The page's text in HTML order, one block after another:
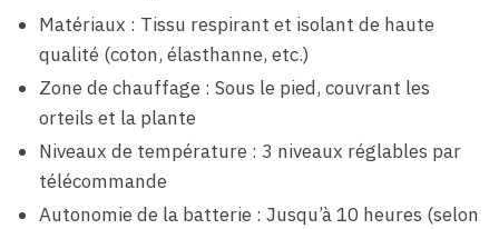
Matériaux : Tissu respirant et isolant de haute
qualité (coton, élasthanne, etc.)
Zone de chauffage : Sous le pied, couvrant les
orteils et la plante
Niveaux de température : 3 niveaux réglables par
télécommande
Autonomie de la batterie : Jusqu’à 10 heures (selon